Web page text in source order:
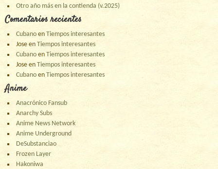
Otro año más en la contienda (v.2025)
Comentarios recientes
Cubano enTiempos interesantes
Jose enTiempos interesantes
Cubano enTiempos interesantes
Jose enTiempos interesantes
Cubano enTiempos interesantes
Anime
Anacrónico Fansub
Anarchy Subs
Anime News Network
Anime Underground
DeSubstanciao
Frozen Layer
Hakoniwa